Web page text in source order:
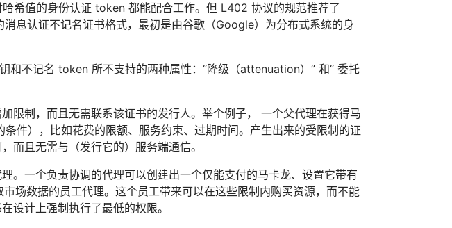
希值的身份认证 token 都能配合工作。但 L402 协议的规范推荐了
消息认证不记名证书格式，最初是由谷歌（Google）为分布式系统的身
和不记名 token 所不支持的两种属性：“降级（attenuation）” 和“ 委托
限制，而且无需联系该证书的发行人。举个例子， 一个父代理在获得马
件），比如花费的限额、服务约束、过期时间。产生出来的受限制的证
而且无需与（发行它的）服务端通信。
。一个负责协调的代理可以创建出一个仅能支付的马卡龙、设置它带有
场数据的员工代理。这个员工带来可以在这些限制内购买资源，而不能
设计上强制执行了最低的权限。